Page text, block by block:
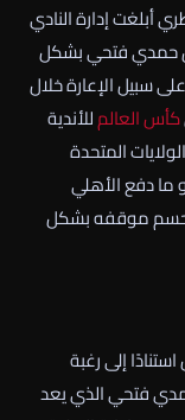
أبلغت إدارة النادي
حمدي فتحي بشكل
سبيل الإعارة خلال
كأس العالمللأندية
المتحدة
ما دفع الأهلي
حسم موقفه بشكل
إلى رغبة
فتحي الذي يعد